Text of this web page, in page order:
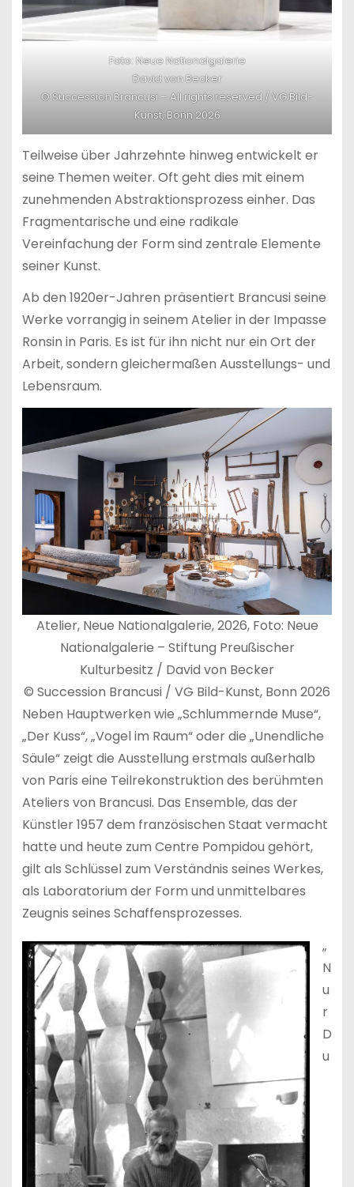
Foto: Neue Nationalgalerie
David von Becker
© Succession Brancusi – All rights reserved / VG Bild-
Kunst, Bonn 2026
Teilweise über Jahrzehnte hinweg entwickelt er
seine Themen weiter. Oft geht dies mit einem
zunehmenden Abstraktionsprozess einher. Das
Fragmentarische und eine radikale
Vereinfachung der Form sind zentrale Elemente
seiner Kunst.
Ab den 1920er-Jahren präsentiert Brancusi seine
Werke vorrangig in seinem Atelier in der Impasse
Ronsin in Paris. Es ist für ihn nicht nur ein Ort der
Arbeit, sondern gleichermaßen Ausstellungs- und
Lebensraum.
Atelier, Neue Nationalgalerie, 2026, Foto: Neue
Nationalgalerie – Stiftung Preußischer
Kulturbesitz / David von Becker
© Succession Brancusi / VG Bild-Kunst, Bonn 2026
Neben Hauptwerken wie „Schlummernde Muse“,
„Der Kuss“, „Vogel im Raum“ oder die „Unendliche
Säule“ zeigt die Ausstellung erstmals außerhalb
von Paris eine Teilrekonstruktion des berühmten
Ateliers von Brancusi. Das Ensemble, das der
Künstler 1957 dem französischen Staat vermacht
hatte und heute zum Centre Pompidou gehört,
gilt als Schlüssel zum Verständnis seines Werkes,
als Laboratorium der Form und unmittelbares
Zeugnis seines Schaffensprozesses.
„
N
u
r
D
u